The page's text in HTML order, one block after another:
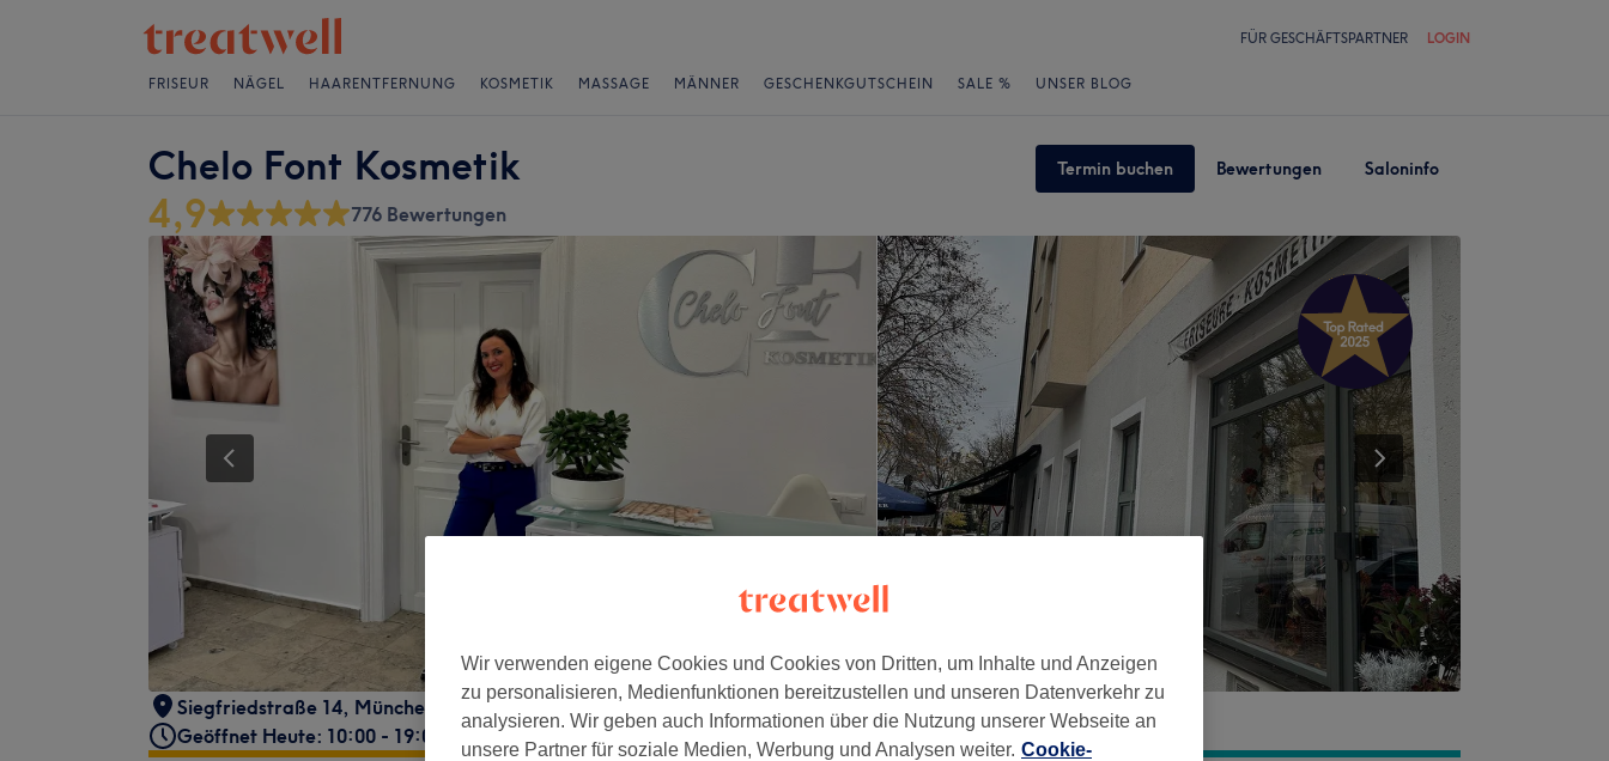
FÜR GESCHÄFTSPARTNER LOGIN
FRISEUR NÄGEL HAARENTFERNUNG KOSMETIK MASSAGE MÄNNER GESCHENKGUTSCHEIN SALE % UNSER BLOG
Chelo Font Kosmetik Termin buchen Bewertungen Saloninfo
4,9 776 Bewertungen
Siegfriedstraße 14, München, Schwabing, 80803
Geöffnet Heute: 10:00 - 19:00
Wir verwenden eigene Cookies und Cookies von Dritten, um Inhalte und Anzeigen
zu personalisieren, Medienfunktionen bereitzustellen und unseren Datenverkehr zu
analysieren. Wir geben auch Informationen über die Nutzung unserer Webseite an
unsere Partner für soziale Medien, Werbung und Analysen weiter. Cookie-